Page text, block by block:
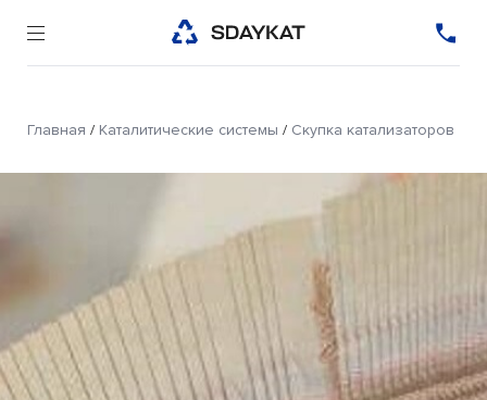
Главная / Каталитические системы / Скупка катализаторов